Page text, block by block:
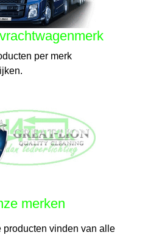
per merk
merken
producten vinden van alle